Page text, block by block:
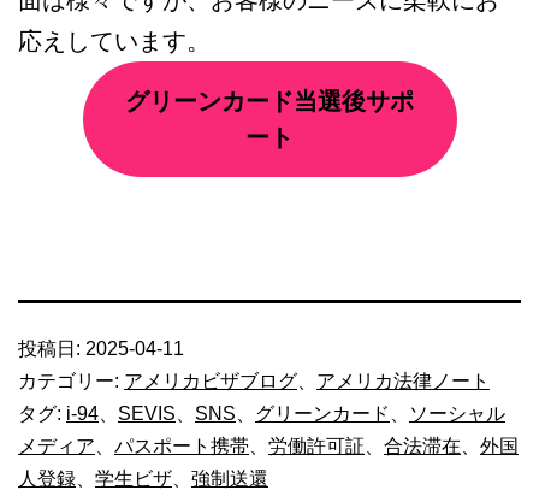
応えしています。
グリーンカード当選後サポ
ート
投稿日: 2025-04-11
カテゴリー: アメリカビザブログ
アメリカ法律ノート
タグ: i-94 SEVIS SNS グリーンカード
ソーシャル
メディア
パスポート携帯 労働許可証 合法滞在
外国
人登録
学生ビザ 強制送還